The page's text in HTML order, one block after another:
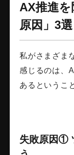
AX推進
原因」3選
私がさまざま
感じるのは、
あるというこ
失敗原因①